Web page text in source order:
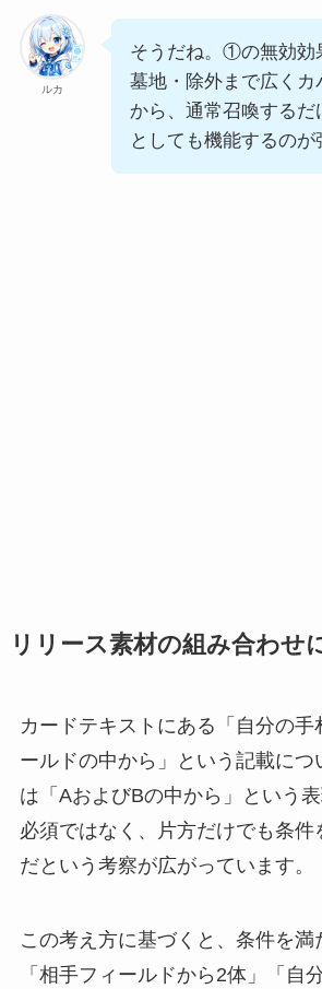
ルカ
そうだね。①の無効効
墓地・除外まで広くカ
から、通常召喚するだ
としても機能するのが
リリース素材の組み合わせ
カードテキストにある「自分の手
ールドの中から」という記載につ
は「AおよびBの中から」という
必須ではなく、片方だけでも条件
だという考察が広がっています。
この考え方に基づくと、条件を満
「相手フィールドから2体」「自